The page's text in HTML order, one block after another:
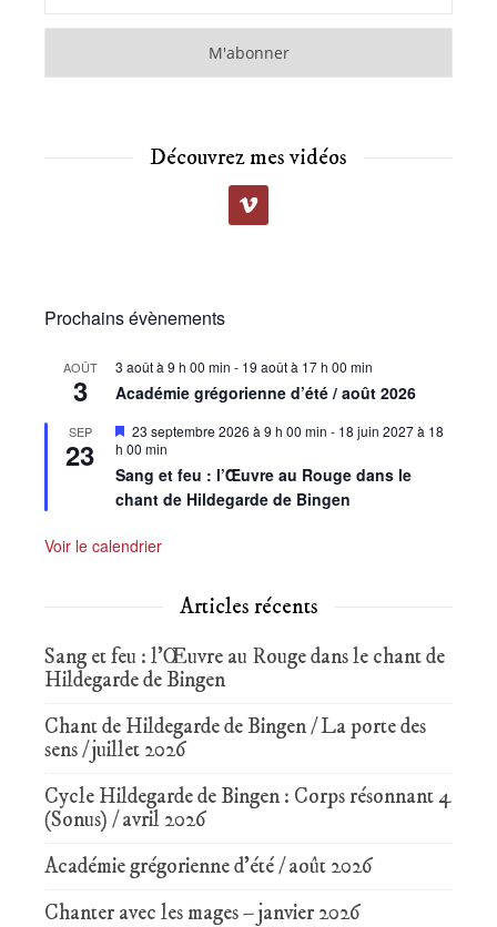
Découvrez mes vidéos
Prochains évènements
AOÛT
3
3 août à 9 h 00 min - 19 août à 17 h 00 min
Académie grégorienne d’été / août 2026
SEP
23
Mis
en
23 septembre 2026 à 9 h 00 min - 18 juin 2027 à 18
h 00 min
Sang et feu : l’Œuvre au Rouge dans le
chant de Hildegarde de Bingen
Voir le calendrier
Articles récents
Sang et feu : l’Œuvre au Rouge dans le chant de
Hildegarde de Bingen
Chant de Hildegarde de Bingen / La porte des
sens / juillet 2026
Cycle Hildegarde de Bingen : Corps résonnant 4
(Sonus) / avril 2026
Académie grégorienne d’été / août 2026
Chanter avec les mages – janvier 2026